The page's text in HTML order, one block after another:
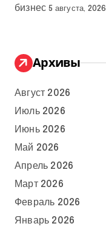
бизнес 5 августа, 2026
Архивы
Август 2026
Июль 2026
Июнь 2026
Май 2026
Апрель 2026
Март 2026
Февраль 2026
Январь 2026